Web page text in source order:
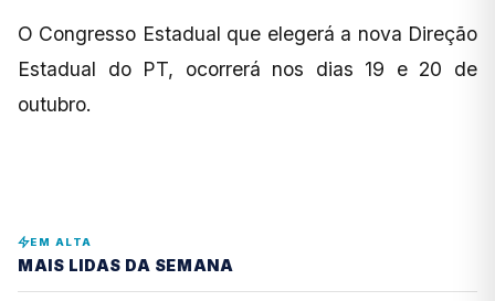
O Congresso Estadual que elegerá a nova Direção
Estadual do PT, ocorrerá nos dias 19 e 20 de
outubro.
EM ALTA
MAIS LIDAS DA SEMANA